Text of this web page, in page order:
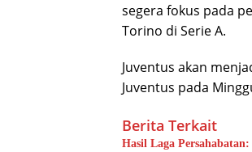
segera fokus pada
Torino di Serie A.
Juventus akan
Juventus pada
Berita Terkait
Hasil Laga